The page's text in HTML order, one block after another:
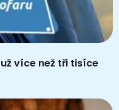
více než tři tisíce